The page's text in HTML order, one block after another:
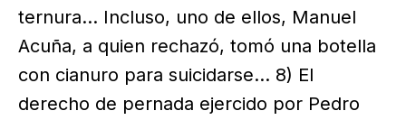
ternura... Incluso, uno de ellos, Manuel
Acuña, a quien rechazó, tomó una botella
con cianuro para suicidarse… 8) El
derecho de pernada ejercido por Pedro